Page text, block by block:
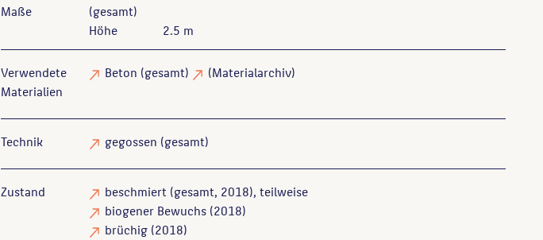
Maße
(gesamt)
Höhe
2.5 m
Verwendete
Materialien
Beton (gesamt) (Materialarchiv)
Technik gegossen (gesamt)
Zustand beschmiert (gesamt, 2018), teilweise
biogener Bewuchs (2018)
brüchig (2018)